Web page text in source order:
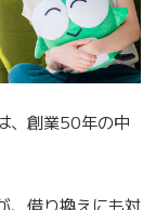
、創業50年の中
、借り換えにも対